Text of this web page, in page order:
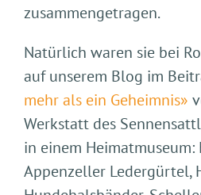
zusammengetragen.
Natürlich waren sie bei
auf unserem Blog im
mehr als ein Geheimnis»
Werkstatt des
in einem
Appenzeller Ledergürtel,